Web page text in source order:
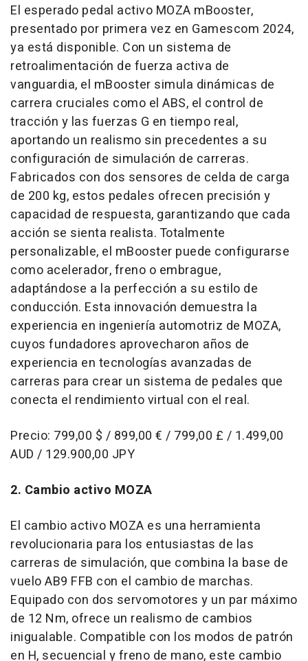
El esperado pedal activo MOZA mBooster,
presentado por primera vez en Gamescom 2024,
ya está disponible. Con un sistema de
retroalimentación de fuerza activa de
vanguardia, el mBooster simula dinámicas de
carrera cruciales como el ABS, el control de
tracción y las fuerzas G en tiempo real,
aportando un realismo sin precedentes a su
configuración de simulación de carreras.
Fabricados con dos sensores de celda de carga
de 200 kg, estos pedales ofrecen precisión y
capacidad de respuesta, garantizando que cada
acción se sienta realista. Totalmente
personalizable, el mBooster puede configurarse
como acelerador, freno o embrague,
adaptándose a la perfección a su estilo de
conducción. Esta innovación demuestra la
experiencia en ingeniería automotriz de MOZA,
cuyos fundadores aprovecharon años de
experiencia en tecnologías avanzadas de
carreras para crear un sistema de pedales que
conecta el rendimiento virtual con el real.
Precio: 799,00 $ / 899,00 € / 799,00 £ / 1.499,00
AUD / 129.900,00 JPY
2. Cambio activo MOZA
El cambio activo MOZA es una herramienta
revolucionaria para los entusiastas de las
carreras de simulación, que combina la base de
vuelo AB9 FFB con el cambio de marchas.
Equipado con dos servomotores y un par máximo
de 12 Nm, ofrece un realismo de cambios
inigualable. Compatible con los modos de patrón
en H, secuencial y freno de mano, este cambio